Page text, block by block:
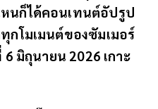
นก็ได้คอนเทนต์อัปรูป
กโมเมนต์ของซัมเมอร์
6 มิถุนายน 2026 เกาะ